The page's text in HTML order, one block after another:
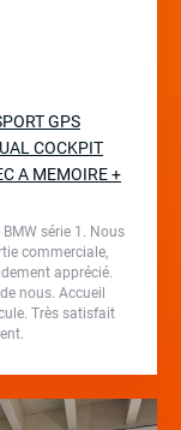
GPS
COCKPIT
A MEMOIRE +
série 1. Nous
commerciale,
apprécié.
nous. Accueil
Très satisfait